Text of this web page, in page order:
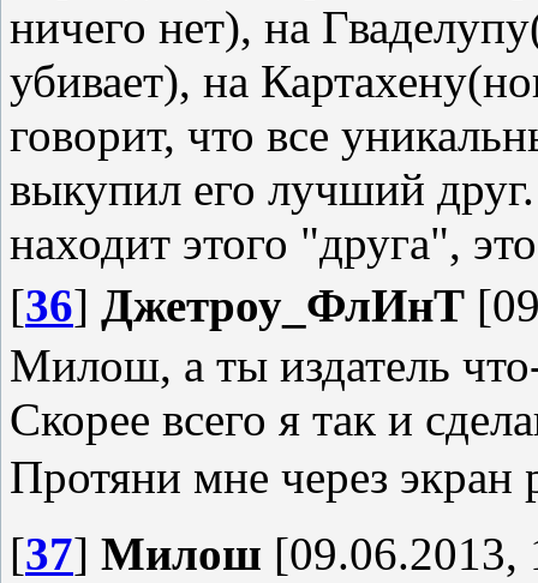
ничего нет), на
убивает), на
говорит, что все
выкупил его лучший
находит этого "друга",
[36] Джетроу_ФлИнТ
Милош, а ты издатель
Скорее всего я так и
Протяни мне через экран
[37] Милош [09.06.2013,